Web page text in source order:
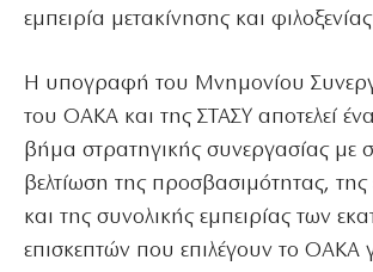
εμπειρία μετακίνησης και φιλοξενίας
Η υπογραφή του Μνημονίου
του ΟΑΚΑ και της ΣΤΑΣΥ αποτελεί
βήμα στρατηγικής συνεργασίας με
βελτίωση της προσβασιμότητας,
και της συνολικής εμπειρίας των
επισκεπτών που επιλέγουν το ΟΑΚΑ